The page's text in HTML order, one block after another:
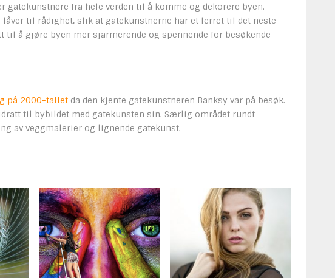
fra hele verden til å komme og dekorere byen.
til rådighet, slik at gatekunstnerne har et lerret til det neste
til å gjøre byen mer sjarmerende og spennende for besøkende
på 2000-tallet da den kjente gatekunstneren Banksy var på besøk.
til bybildet med gatekunsten sin. Særlig området rundt
av veggmalerier og lignende gatekunst.